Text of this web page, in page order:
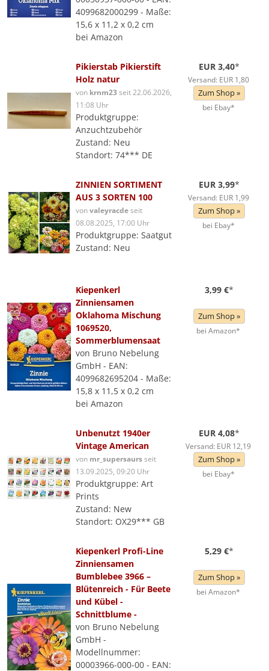
4099682000299 - Maße:
15,6 x 11,2 x 0,2 cm
bei Amazon
Pikierstab Pikierstift
Holz natur
von krnm23seit 22.06.2026,
11:08 Uhr
Produktgruppe:
Anzuchtzubehör
Zustand: Neu
Standort: 74*** DE
EUR 3,40*
Versand: EUR 1,80
Zum Shop »
bei Ebay*
ZINNIEN SORTIMENT
AUS 3 SORTEN 100
vonvaleyracdeseit
08.08.2025, 17:00 Uhr
Produktgruppe: Saatgut
Zustand: Neu
EUR 3,99*
Versand: EUR 1,99
Zum Shop »
bei Ebay*
Kiepenkerl
Zinniensamen
Oklahoma Mischung
1069520,
Sommerblumensaat
von Bruno Nebelung
GmbH - EAN:
4099682695204 - Maße:
15,8 x 11,5 x 0,2 cm
bei Amazon
3,99 €*
Zum Shop »
bei Amazon*
Unbenutzt 1940er
Vintage American
von mr_supersaursseit
13.09.2025, 09:20 Uhr
Produktgruppe: Art
Prints
Zustand: New
Standort: OX29*** GB
EUR 4,08*
Versand: EUR 12,19
Zum Shop »
bei Ebay*
Kiepenkerl Profi-Line
Zinniensamen
Bumblebee 3966 –
Blütenreich - Für Beete
und Kübel -
Schnittblume -
von Bruno Nebelung
GmbH -
Modellnummer:
00003966-000-00 - EAN:
5,29 €*
Zum Shop »
bei Amazon*